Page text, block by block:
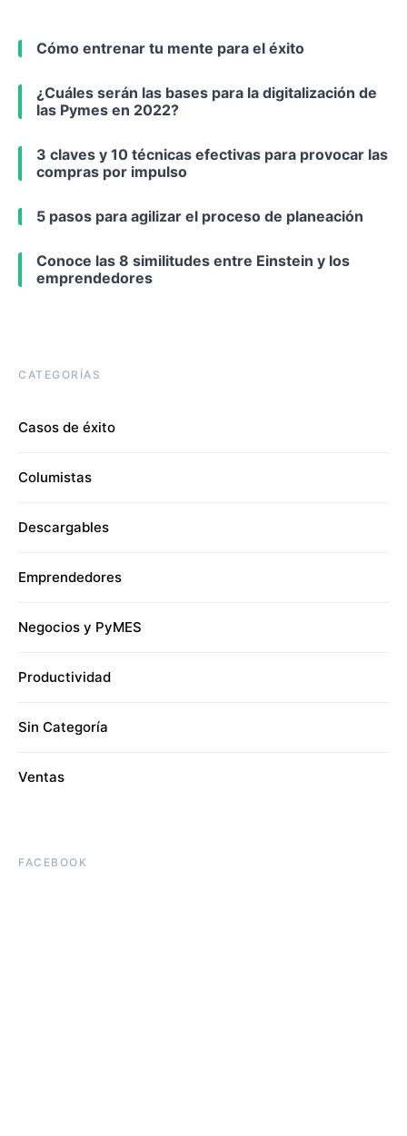
Cómo entrenar tu mente para el éxito
¿Cuáles serán las bases para la digitalización de
las Pymes en 2022?
3 claves y 10 técnicas efectivas para provocar las
compras por impulso
5 pasos para agilizar el proceso de planeación
Conoce las 8 similitudes entre Einstein y los
emprendedores
CATEGORÍAS
Casos de éxito
Columistas
Descargables
Emprendedores
Negocios y PyMES
Productividad
Sin Categoría
Ventas
FACEBOOK